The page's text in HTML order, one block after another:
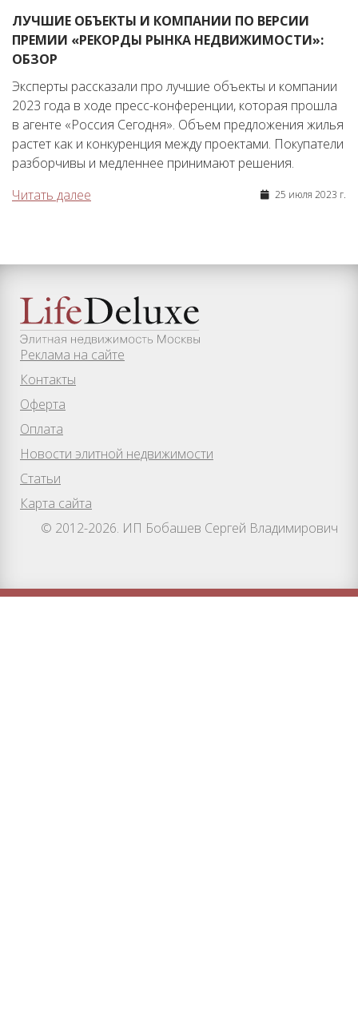
ЛУЧШИЕ ОБЪЕКТЫ И КОМПАНИИ ПО ВЕРСИИ
ПРЕМИИ «РЕКОРДЫ РЫНКА НЕДВИЖИМОСТИ»:
ОБЗОР
Эксперты рассказали про лучшие объекты и компании
2023 года в ходе пресс-конференции, которая прошла
в агенте «Россия Сегодня». Объем предложения жилья
растет как и конкуренция между проектами. Покупатели
разборчивы и медленнее принимают решения.
Читать далее
25 июля 2023 г.
Реклама на сайте
Контакты
Оферта
Оплата
Новости элитной недвижимости
Статьи
Карта сайта
© 2012-2026. ИП Бобашев Сергей Владимирович